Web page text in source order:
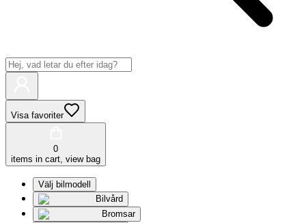
Visa favoriter
0
items in cart, view bag
Välj bilmodell
Bilvård
Bromsar